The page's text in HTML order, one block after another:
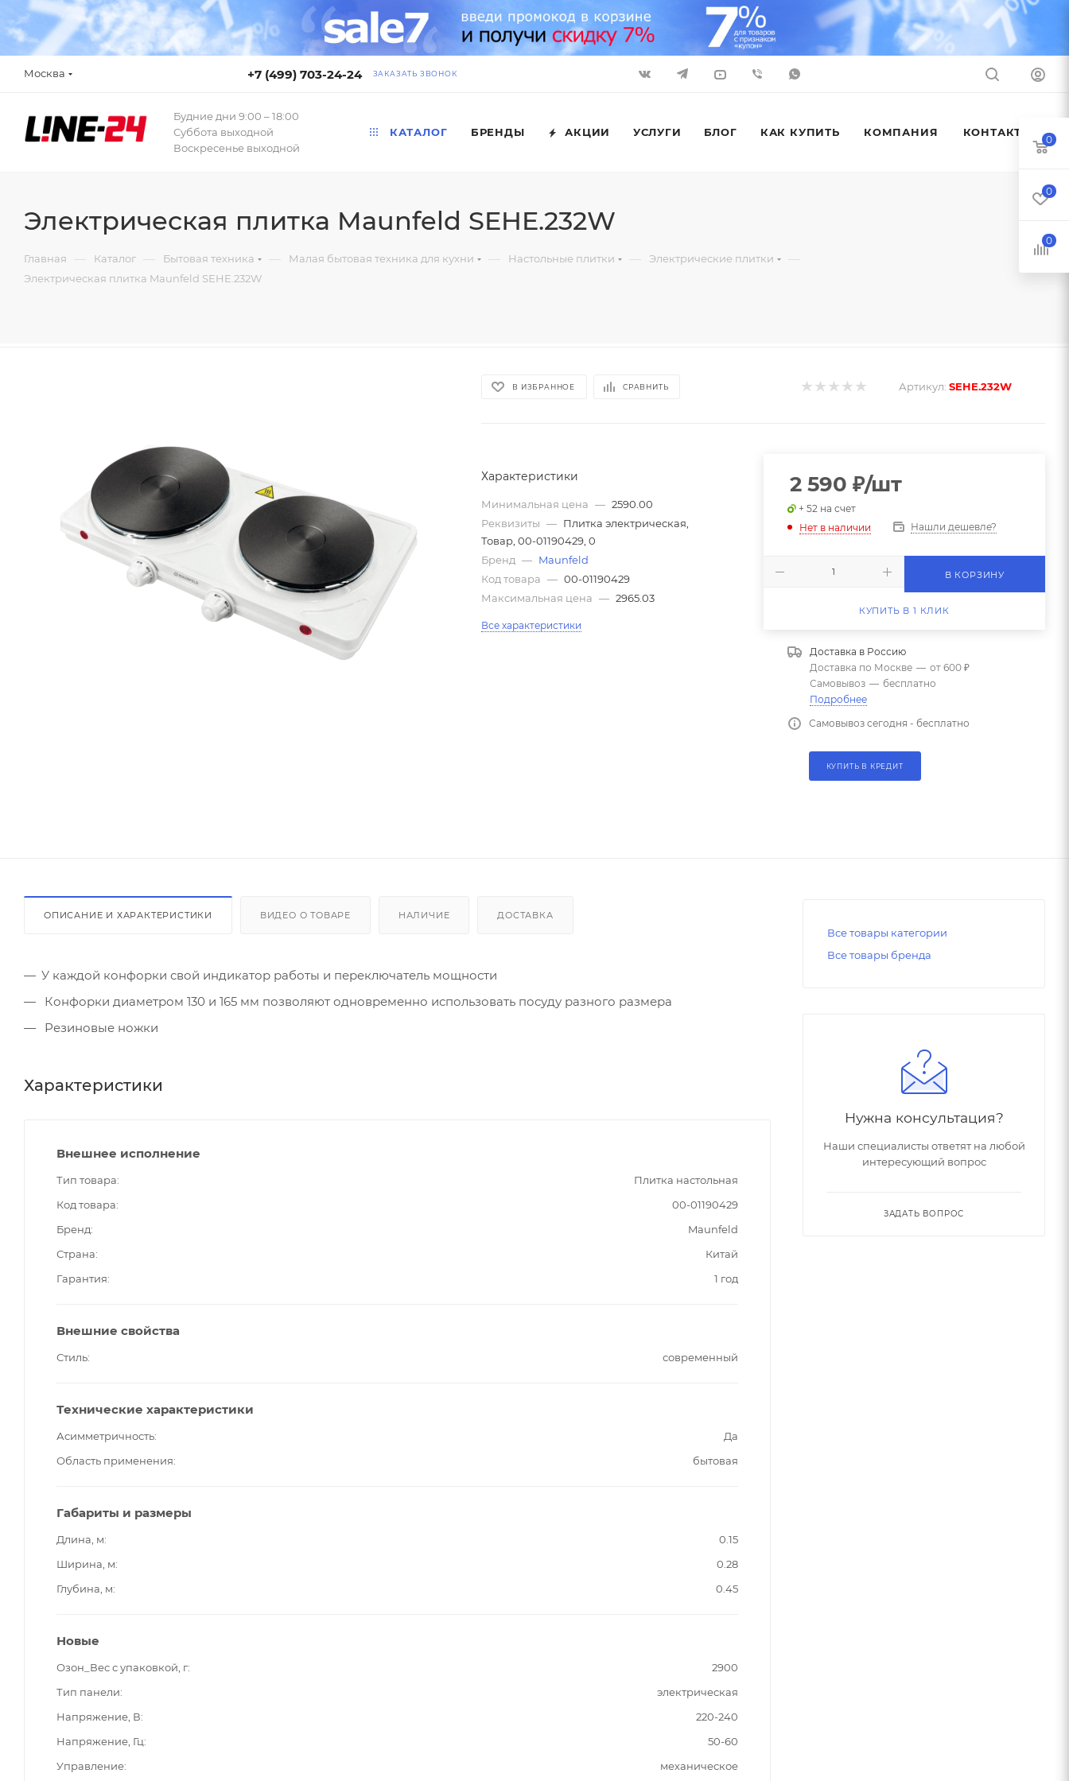
Москва +7 (499) 703-24-24 ЗАКАЗАТЬ ЗВОНОК
Будние дни 9:00 – 18:00
Суббота выходной
Воскресенье выходной
КАТАЛОГ БРЕНДЫ АКЦИИ УСЛУГИ БЛОГ КАК КУПИТЬ КОМПАНИЯ КОНТАКТЫ
Электрическая плитка Maunfeld SEHE.232W
Главная — Каталог — Бытовая техника — Малая бытовая техника для кухни — Настольные плитки — Электрические плитки —
Электрическая плитка Maunfeld SEHE.232W
В ИЗБРАННОЕ СРАВНИТЬ Артикул: SEHE.232W
Характеристики
Минимальная цена — 2590.00
Реквизиты — Плитка электрическая,
Товар, 00-01190429, 0
Бренд — Maunfeld
Код товара — 00-01190429
Максимальная цена — 2965.03
Все характеристики
2 590 ₽/шт
+ 52 на счет
Нет в наличии
Нашли дешевле?
В КОРЗИНУ
КУПИТЬ В 1 КЛИК
Доставка в Россию
Доставка по Москве — от 600 ₽
Самовывоз — бесплатно
Подробнее
Самовывоз сегодня - бесплатно
КУПИТЬ В КРЕДИТ
ОПИСАНИЕ И ХАРАКТЕРИСТИКИ ВИДЕО О ТОВАРЕ НАЛИЧИЕ ДОСТАВКА
У каждой конфорки свой индикатор работы и переключатель мощности
Конфорки диаметром 130 и 165 мм позволяют одновременно использовать посуду разного размера
Резиновые ножки
Характеристики
Внешнее исполнение
Тип товара
Плитка настольная
Код товара
00-01190429
Бренд
Maunfeld
Страна
Китай
Гарантия
1 год
Внешние свойства
Стиль современный
Технические характеристики
Асимметричность
Да
Область применения
бытовая
Габариты и размеры
Длина, м
0.15
Ширина, м
0.28
Глубина, м
0.45
Новые
Озон_Вес с упаковкой, г
2900
Тип панели
электрическая
Напряжение, В
220-240
Напряжение, Гц
50-60
Управление
механическое
Все товары категории
Все товары бренда
Нужна консультация?
Наши специалисты ответят на любой
интересующий вопрос
ЗАДАТЬ ВОПРОС
0
0
0